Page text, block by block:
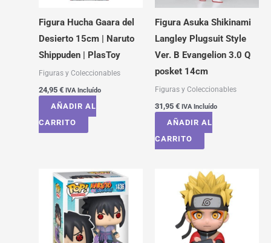
Figura Hucha Gaara del
Desierto 15cm | Naruto
Shippuden | PlasToy
Figuras y Coleccionables
24,95 € IVA Incluído
AÑADIR AL
CARRITO
Figura Asuka Shikinami
Langley Plugsuit Style
Ver. B Evangelion 3.0 Q
posket 14cm
Figuras y Coleccionables
31,95 € IVA Incluído
AÑADIR AL
CARRITO